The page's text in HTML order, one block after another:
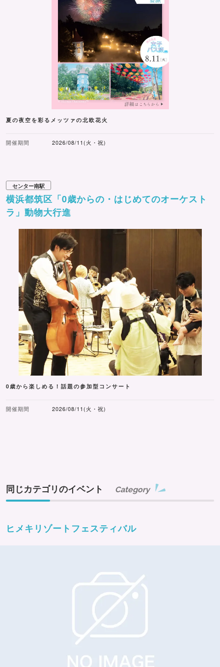
夏の夜空を彩るメッツァの北欧花火
開催期間 2026/08/11(火・祝)
センター南駅
横浜都筑区「0歳からの・はじめてのオーケスト
ラ」動物大行進
0歳から楽しめる！話題の参加型コンサート
開催期間 2026/08/11(火・祝)
同じカテゴリのイベント Category
ヒメキリゾートフェスティバル